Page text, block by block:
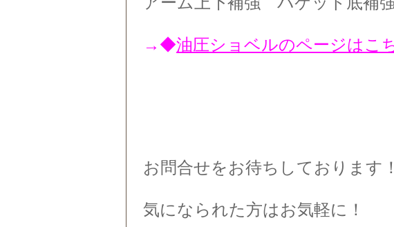
→◆油圧ショベルのページはこ
お問合せをお待ちしております！
気になられた方はお気軽に！